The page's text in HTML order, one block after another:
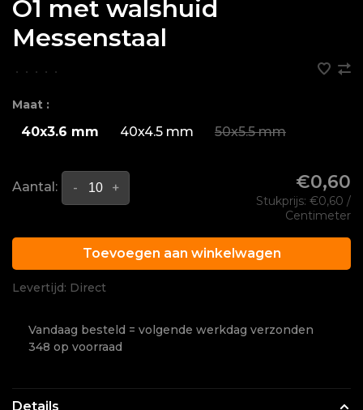
O1 met walshuid
Messenstaal
• • • • •
Maat :
40x3.6 mm 40x4.5 mm 50x5.5 mm
Aantal: +
- €0,60
Stukprijs: €0,60 /
Centimeter
Toevoegen aan winkelwagen
Levertijd: Direct
Vandaag besteld = volgende werkdag verzonden
348 op voorraad
Details